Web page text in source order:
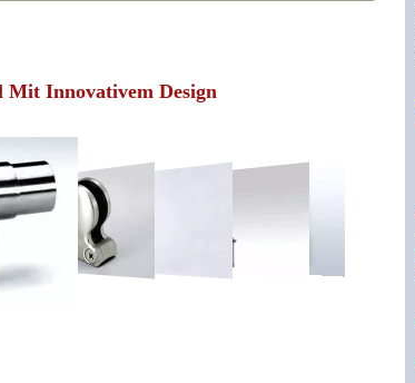
Mit Innovativem Design